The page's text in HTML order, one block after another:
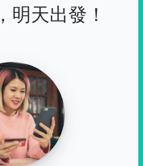
明天出發！